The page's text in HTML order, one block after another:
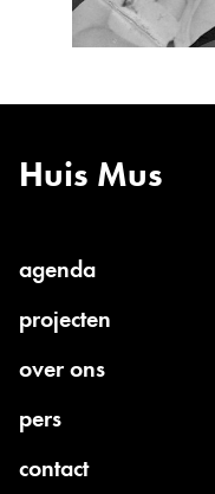
Huis Mus
agenda
current
parent:
projecten
over ons
pers
contact